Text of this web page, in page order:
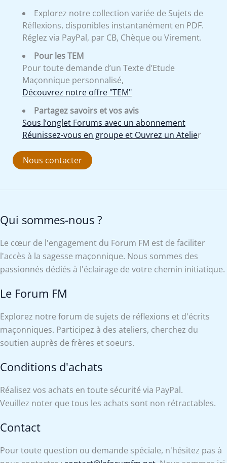
Explorez notre collection variée de Sujets de
Réflexions, disponibles instantanément en PDF.
Réglez via PayPal, par CB, Chèque ou Virement.
Pour les TEM
Pour toute demande d’un Texte d’Etude
Maçonnique personnalisé,
Découvrez notre offre "TEM"
Partagez savoirs et vos avis
Sous l’onglet Forums avec un abonnement
Réunissez-vous en groupe et Ouvrez un Atelier
Nous contacter
Qui sommes-nous ?
Le cœur de l'engagement du Forum FM est de faciliter
l'accès à la sagesse maçonnique. Nous sommes des
passionnés dédiés à l'éclairage de votre chemin initiatique.
Le Forum FM
Explorez notre forum de sujets de réflexions et d'écrits
maçonniques. Participez à des ateliers, cherchez du
soutien auprès de frères et soeurs.
Conditions d'achats
Réalisez vos achats en toute sécurité via PayPal.
Veuillez noter que tous les achats sont non rétractables.
Contact
Pour toute question ou demande spéciale, n'hésitez pas à